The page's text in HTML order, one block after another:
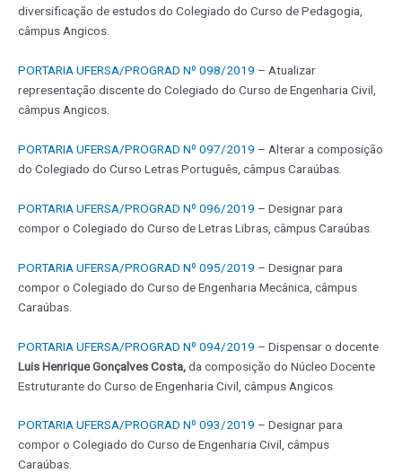
diversificação de estudos do Colegiado do Curso de Pedagogia,
câmpus Angicos.
PORTARIA UFERSA/PROGRAD Nº 098/2019 – Atualizar
representação discente do Colegiado do Curso de Engenharia Civil,
câmpus Angicos.
PORTARIA UFERSA/PROGRAD Nº 097/2019 – Alterar a composição
do Colegiado do Curso Letras Português, câmpus Caraúbas.
PORTARIA UFERSA/PROGRAD Nº 096/2019 – Designar para
compor o Colegiado do Curso de Letras Libras, câmpus Caraúbas.
PORTARIA UFERSA/PROGRAD Nº 095/2019 – Designar para
compor o Colegiado do Curso de Engenharia Mecânica, câmpus
Caraúbas.
PORTARIA UFERSA/PROGRAD Nº 094/2019 – Dispensar o docente
Luis Henrique Gonçalves Costa,da composição do Núcleo Docente
Estruturante do Curso de Engenharia Civil, câmpus Angicos
PORTARIA UFERSA/PROGRAD Nº 093/2019 – Designar para
compor o Colegiado do Curso de Engenharia Civil, câmpus
Caraúbas.